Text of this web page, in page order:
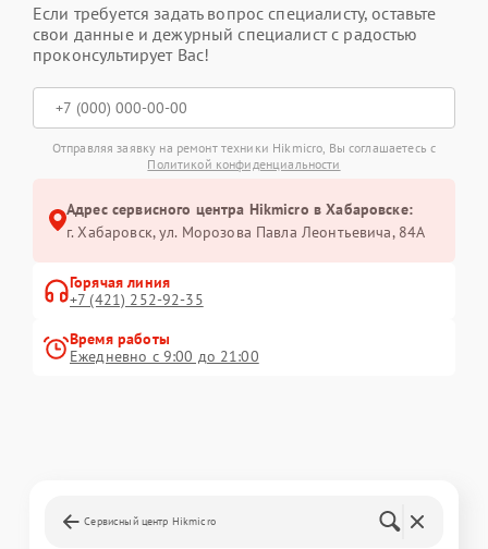
Если требуется задать вопрос специалисту, оставьте
свои данные и дежурный специалист с радостью
проконсультирует Вас!
Отправляя заявку на ремонт техники Hikmicro, Вы соглашаетесь с
Политикой конфиденциальности
Адрес сервисного центра Hikmicro в Хабаровске:
г. Хабаровск, ул. Морозова Павла Леонтьевича, 84А
Горячая линия
+7 (421) 252-92-35
Время работы
Ежедневно с 9:00 до 21:00
Сервисный центр Hikmicro